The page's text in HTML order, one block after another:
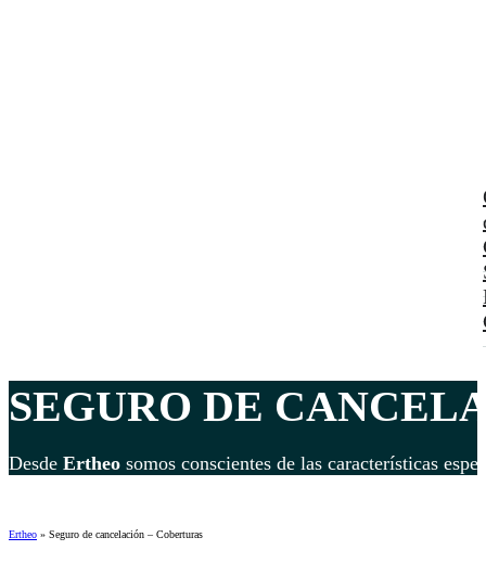
SEGURO DE
Desde Ertheo somos conscientes de las características
Ertheo » Seguro de cancelación – Coberturas